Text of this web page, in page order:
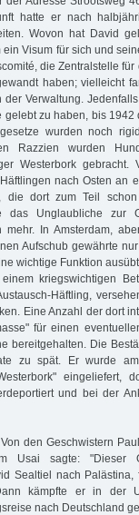
hatte er nach
Wovon hat David
Visum für sich und
die Zentralstelle für
haben; vielleicht
Verwaltung.
zu haben, bis
wurden noch
Razzien wurden
Westerbork gebracht.
nach Osten an
die dort zum Teil
das Unglaubliche zur
mehr. In Amsterdam,
Aufschub gewährte
wichtige Funktion
kriegswichtigen
Häftling,
Eine Anzahl der dort
für einen
bereitgehalten. Die
zu spät. Er wurde
eingeliefert,
und bei der
den Geschwistern
Usai sagte: "Dieser
Sealtiel nach
kämpfte er in der
nach Deutschland